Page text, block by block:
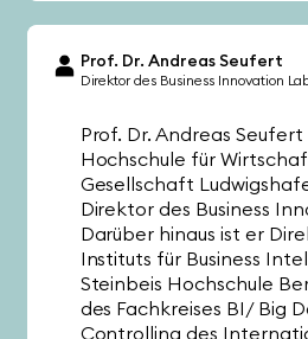
Prof. Dr. Andreas Seufert
Direktor des Business Innovation
Prof. Dr. Andreas
Hochschule für
Gesellschaft
Direktor des Business
Darüber hinaus ist er
Instituts für Business
Steinbeis Hochschule
des Fachkreises BI/ Big
Controlling des